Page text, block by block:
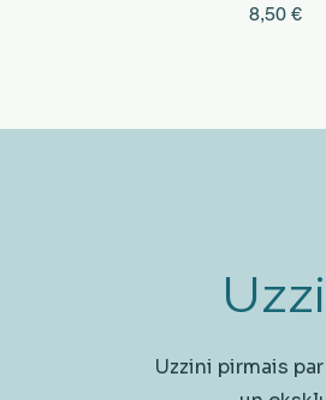
Cena
8,50 €
Uzzini pirmais